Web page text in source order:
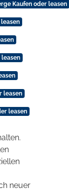
Kaufen oder leasen
leasen
leasen
leasen
neuer